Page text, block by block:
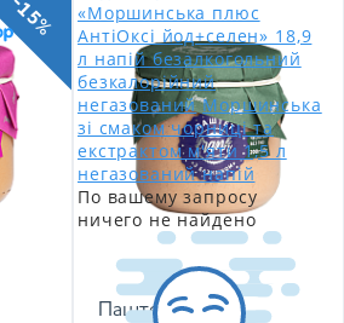
«Моршинська плюс
АнтіОксі йод+селен» 18,9
л напій безалкогольний
безкалорійний
негазований Моршинська
зі смаком чорниці та
екстрактом м'яти 1,5 л
негазований напій
По вашему запросу
ничего не найдено
-15%
Паштет Frank с